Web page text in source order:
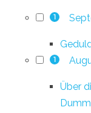
1
1
Über